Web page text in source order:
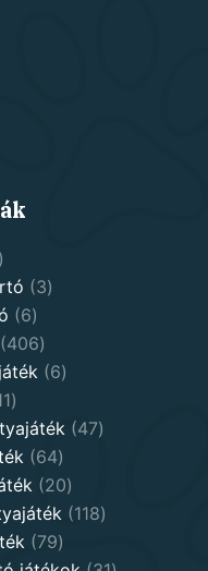
4
33
66
products
406406
products
66
11
products4747
6464
products
2020
products
118118
7979